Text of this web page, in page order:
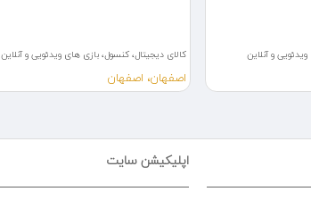
کالای دیجیتال، کنسول، بازی های ویدئویی و آنلاین
اصفهان، اصفهان
و آنلاین
اپلیکیشن سایت